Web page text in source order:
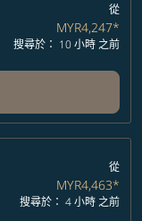
從
MYR4,247*
搜尋於： 10 小時 之前
從
MYR4,463*
搜尋於： 4 小時 之前